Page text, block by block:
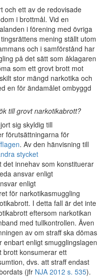
och ett av de redovisade
i brottmål. Vid en
i förening med övriga
mening ställt utom
och i samförstånd har
på det sätt som åklagaren
som ett grovt brott mot
stor mängd narkotika och
en för ändamålet ombyggd
till grovt narkotikabrott?
sig skyldig till
förutsättningarna för
. Av den hänvisning till
stycket
det innehav som konstituerar
ansvar enligt
enligt
för narkotikasmuggling
I detta fall är det inte
eftersom narkotikan
med tullkontrollen. Även
av om straff ska dömas
enbart enligt smugglingslagen
brott konsumerar ett
dvs. att straff endast
(jfr NJA 2012 s. 535).